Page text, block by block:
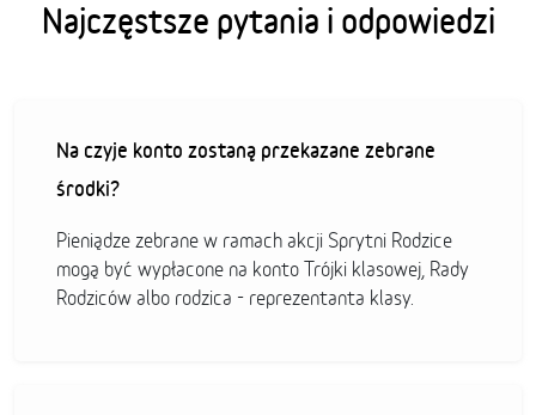
Najczęstsze pytania i odpowiedzi
Na czyje konto zostaną przekazane zebrane
środki?
Pieniądze zebrane w ramach akcji Sprytni Rodzice
mogą być wypłacone na konto Trójki klasowej, Rady
Rodziców albo rodzica - reprezentanta klasy.